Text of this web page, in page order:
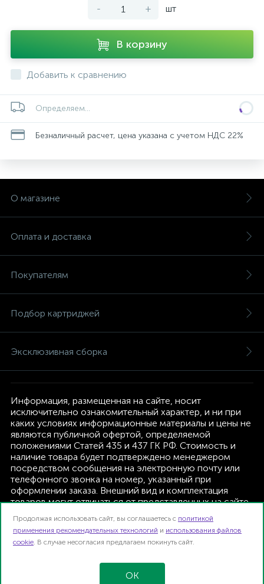
- + шт
В корзину
Добавить к сравнению
Определяем...
Безналичный расчет, цена указана с учетом НДС 22%
О магазине
Оплата и доставка
Покупателям
Подбор картриджей
Эксклюзивная сборка
Информация, размещенная на сайте, носит
исключительно ознакомительный характер, и ни при
каких условиях информационные материалы и цены не
являются публичной офертой, определяемой
положениями Статей 435 и 437 ГК РФ. Стоимость и
наличие товара будет подтверждено менеджером
посредством сообщения на электронную почту или
телефонного звонка на номер, указанный при
оформлении заказа. Внешний вид и комплектация
товаров могут отличаться от представленных на сайте.
текущую комплектацию, без дополнительного
уведомления.
Интернет-магазин TFK B2B | 2026
Продолжая использовать сайт, вы соглашаетесь с политикой
применения рекомендательных технологий и использования файлов
cookie. В случае несогласия предлагаем покинуть сайт.
OK